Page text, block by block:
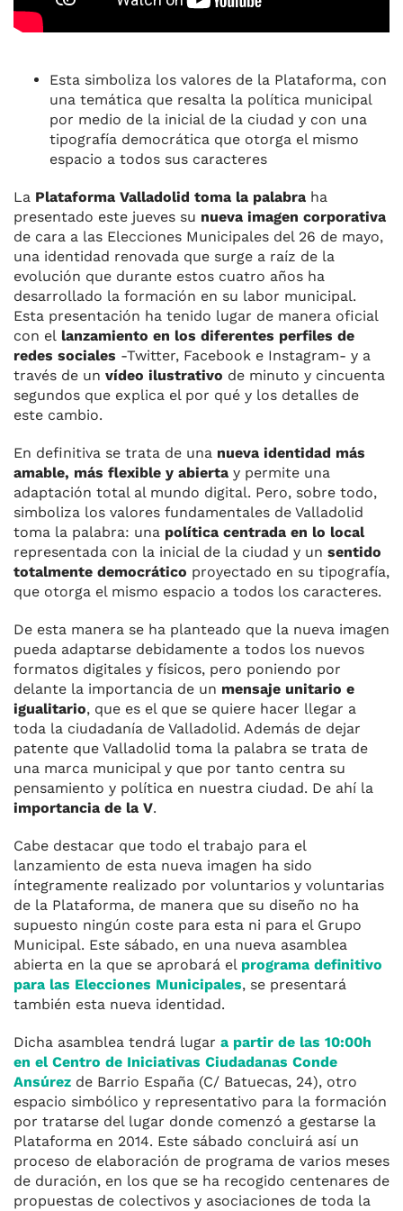
Esta simboliza los valores de la Plataforma, con
una temática que resalta la política municipal
por medio de la inicial de la ciudad y con una
tipografía democrática que otorga el mismo
espacio a todos sus caracteres
La Plataforma Valladolid toma la palabra ha
presentado este jueves su nueva imagen corporativa
de cara a las Elecciones Municipales del 26 de mayo,
una identidad renovada que surge a raíz de la
evolución que durante estos cuatro años ha
desarrollado la formación en su labor municipal.
Esta presentación ha tenido lugar de manera oficial
con el lanzamiento en los diferentes perfiles de
redes sociales -Twitter, Facebook e Instagram- y a
través de un vídeo ilustrativo de minuto y cincuenta
segundos que explica el por qué y los detalles de
este cambio.
En definitiva se trata de una nueva identidad más
amable, más flexible y abierta y permite una
adaptación total al mundo digital. Pero, sobre todo,
simboliza los valores fundamentales de Valladolid
toma la palabra: una política centrada en lo local
representada con la inicial de la ciudad y un sentido
totalmente democrático proyectado en su tipografía,
que otorga el mismo espacio a todos los caracteres.
De esta manera se ha planteado que la nueva imagen
pueda adaptarse debidamente a todos los nuevos
formatos digitales y físicos, pero poniendo por
delante la importancia de un mensaje unitario e
igualitario, que es el que se quiere hacer llegar a
toda la ciudadanía de Valladolid. Además de dejar
patente que Valladolid toma la palabra se trata de
una marca municipal y que por tanto centra su
pensamiento y política en nuestra ciudad. De ahí la
importancia de la V.
Cabe destacar que todo el trabajo para el
lanzamiento de esta nueva imagen ha sido
íntegramente realizado por voluntarios y voluntarias
de la Plataforma, de manera que su diseño no ha
supuesto ningún coste para esta ni para el Grupo
Municipal. Este sábado, en una nueva asamblea
abierta en la que se aprobará el programa definitivo
para las Elecciones Municipales, se presentará
también esta nueva identidad.
Dicha asamblea tendrá lugar a partir de las 10:00h
en el Centro de Iniciativas Ciudadanas Conde
Ansúrez de Barrio España (C/ Batuecas, 24), otro
espacio simbólico y representativo para la formación
por tratarse del lugar donde comenzó a gestarse la
Plataforma en 2014. Este sábado concluirá así un
proceso de elaboración de programa de varios meses
de duración, en los que se ha recogido centenares de
propuestas de colectivos y asociaciones de toda la